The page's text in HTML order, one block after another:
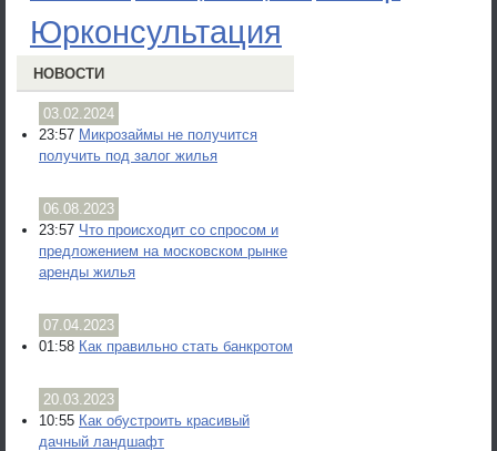
Юрконсультация
НОВОСТИ
03.02.2024
23:57 Микрозаймы не получится
получить под залог жилья
06.08.2023
23:57 Что происходит со спросом и
предложением на московском рынке
аренды жилья
07.04.2023
01:58 Как правильно стать банкротом
20.03.2023
10:55 Как обустроить красивый
дачный ландшафт